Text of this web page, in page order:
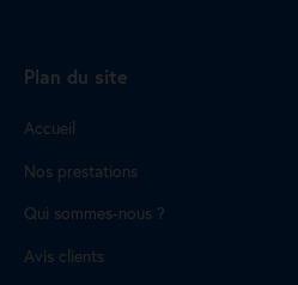
Plan du site
Accueil
Nos prestations
Qui sommes-nous ?
Avis clients